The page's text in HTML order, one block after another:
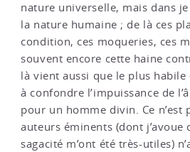
nature universelle, mais dans
la nature humaine ; de là ces
condition, ces moqueries, ces
souvent encore cette haine
là vient aussi que le plus
à confondre l’impuissance de
pour un homme divin. Ce n’est
auteurs éminents (dont j’avoue
sagacité m’ont été très-utiles)